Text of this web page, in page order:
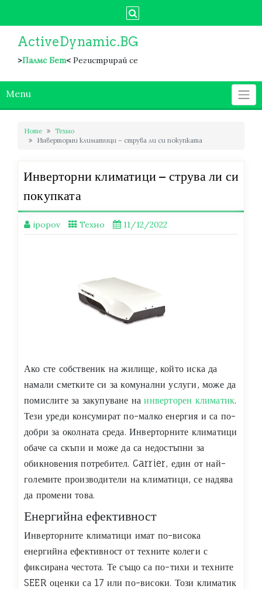
ActiveDynamic.BG
>Палмс Бет< Регистрирай се
Menu
Home
Техно
Инверторни климатици – струва ли си покупката
Инверторни климатици – струва ли си
покупката
ipopov Техно 11/12/2022
Ако сте собственик на жилище, който иска да
намали сметките си за комунални услуги, може да
помислите за закупуване наинверторен климатик.
Тези уреди консумират по-малко енергия и са по-
добри за околната среда. Инверторните климатици
обаче са скъпи и може да са недостъпни за
обикновения потребител. Carrier, един от най-
големите производители на климатици, се надява
да промени това.
Енергийна ефективност
Инверторните климатици имат по-висока
енергийна ефективност от техните колеги с
фиксирана честота. Те също са по-тихи и техните
SEER оценки са 17 или по-високи. Този климатик